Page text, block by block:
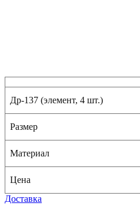
Др-137 (элемент, 4 шт.)
Размер
Материал
Цена
Доставка